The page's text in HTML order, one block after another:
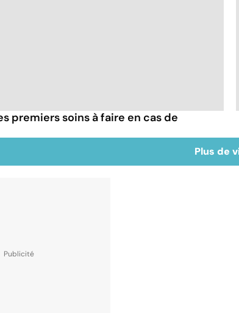
premiers soins à faire en cas de
Plus de